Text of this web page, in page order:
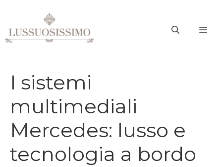
contenuto
I sistemi
multimediali
Mercedes: lusso e
tecnologia a bordo